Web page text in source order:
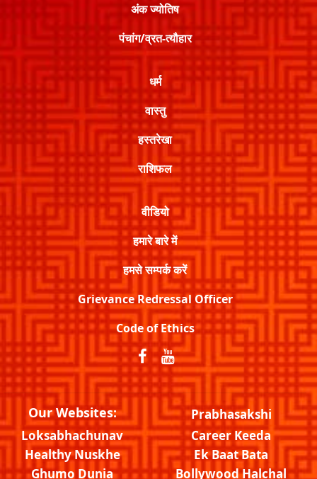
अंक ज्योतिष
पंचांग/व्रत-त्यौहार
धर्म
वास्तु
हस्तरेखा
राशिफल
वीडियो
हमारे बारे में
हमसे सम्पर्क करें
Grievance Redressal Officer
Code of Ethics
Our Websites:
Prabhasakshi
Loksabhachunav
Career Keeda
Healthy Nuskhe
Ek Baat Bata
Ghumo Dunia
Bollywood Halchal